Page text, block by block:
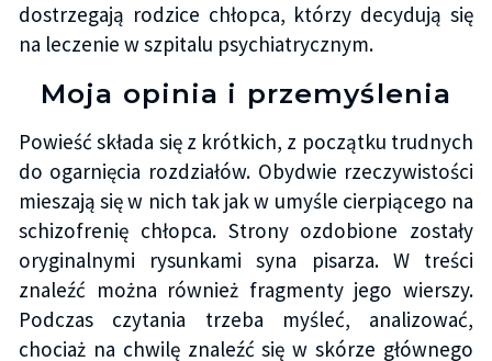
dostrzegają rodzice chłopca, którzy decydują się
na leczenie w szpitalu psychiatrycznym.
Moja opinia i przemyślenia
Powieść składa się z krótkich, z początku trudnych
do ogarnięcia rozdziałów. Obydwie rzeczywistości
mieszają się w nich tak jak w umyśle cierpiącego na
schizofrenię chłopca. Strony ozdobione zostały
oryginalnymi rysunkami syna pisarza. W treści
znaleźć można również fragmenty jego wierszy.
Podczas czytania trzeba myśleć, analizować,
chociaż na chwilę znaleźć się w skórze głównego